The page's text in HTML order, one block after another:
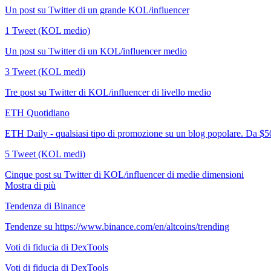
Un post su Twitter di un grande KOL/influencer
1 Tweet (KOL medio)
Un post su Twitter di un KOL/influencer medio
3 Tweet (KOL medi)
Tre post su Twitter di KOL/influencer di livello medio
ETH Quotidiano
ETH Daily - qualsiasi tipo di promozione su un blog popolare. Da
5 Tweet (KOL medi)
Cinque post su Twitter di KOL/influencer di medie dimensioni
Mostra di più
Tendenza di Binance
Tendenze su https://www.binance.com/en/altcoins/trending
Voti di fiducia di DexTools
Voti di fiducia di DexTools